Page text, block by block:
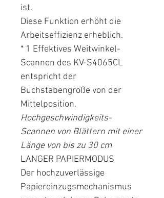
ist.
Diese Funktion erhöht die
Arbeitseffizienz erheblich.
* 1 Effektives Weitwinkel-
Scannen des KV-S4065CL
entspricht der
Buchstabengröße von der
Mittelposition.
Hochgeschwindigkeits-
Scannen von Blättern mit einer
Länge von bis zu 30 cm
LANGER PAPIERMODUS
Der hochzuverlässige
Papiereinzugsmechanismus